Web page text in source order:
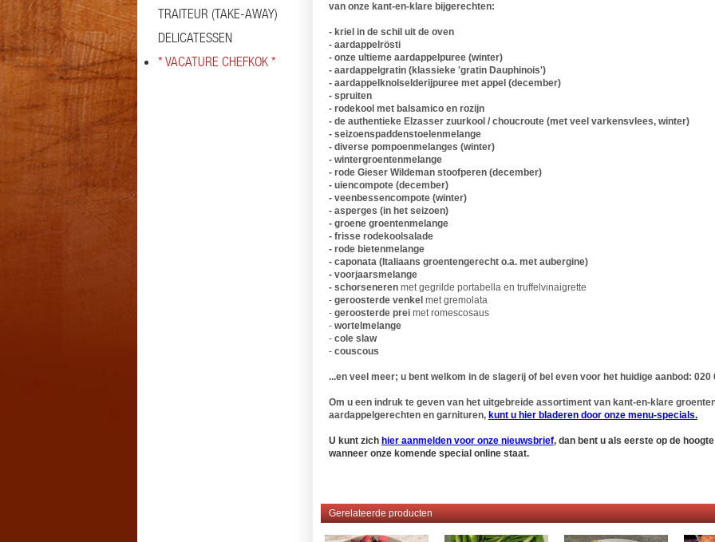
TRAITEUR (TAKE-AWAY)
DELICATESSEN
* VACATURE CHEFKOK *
van onze kant-en-klare bijgerechten:
- kriel in de schil uit de oven
- aardappelrösti
- onze ultieme aardappelpuree (winter)
- aardappelgratin (klassieke 'gratin Dauphinois')
- aardappelknolselderijpuree met appel (december)
- spruiten
- rodekool met balsamico en rozijn
- de authentieke Elzasser zuurkool / choucroute (met veel varkensvlees, winter)
- seizoenspaddenstoelenmelange
- diverse pompoenmelanges (winter)
- wintergroentenmelange
- rode Gieser Wildeman stoofperen (december)
- uiencompote (december)
- veenbessencompote (winter)
- asperges (in het seizoen)
- groene groentenmelange
- frisse rodekoolsalade
- rode bietenmelange
- caponata (Italiaans groentengerecht o.a. met aubergine)
- voorjaarsmelange
- schorseneren met gegrilde portabella en truffelvinaigrette
- geroosterde venkel met gremolata
- geroosterde prei met romescosaus
- wortelmelange
- cole slaw
- couscous
...en veel meer; u bent welkom in de slagerij of bel even voor het huidige aanbod: 020
Om u een indruk te geven van het uitgebreide assortiment van kant-en-klare
aardappelgerechten en garnituren, kunt u hier bladeren door onze menu-specials.
U kunt zich hier aanmelden voor onze nieuwsbrief, dan bent u als eerste op de hoogte
wanneer onze komende special online staat.
Gerelateerde producten